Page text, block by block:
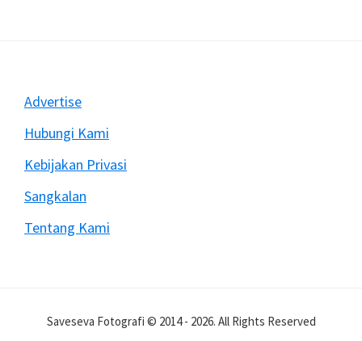
Mendadak
Footer
Advertise
Hubungi Kami
Kebijakan Privasi
Sangkalan
Tentang Kami
Saveseva Fotografi © 2014 - 2026. All Rights Reserved